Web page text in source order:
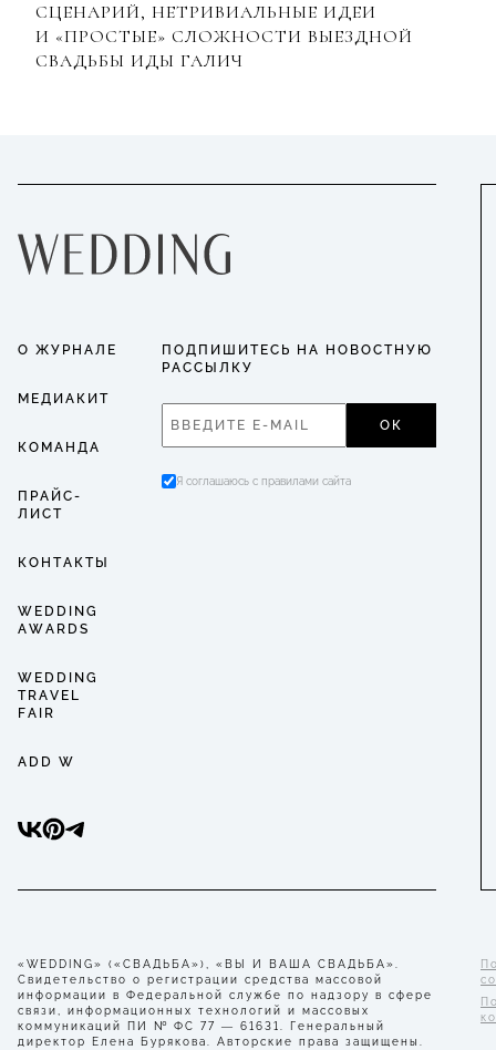
СЦЕНАРИЙ, НЕТРИВИАЛЬНЫЕ ИДЕИ
И «ПРОСТЫЕ» СЛОЖНОСТИ ВЫЕЗДНОЙ
СВАДЬБЫ ИДЫ ГАЛИЧ
О ЖУРНАЛЕ
МЕДИАКИТ
КОМАНДА
ПРАЙС-
ЛИСТ
КОНТАКТЫ
WEDDING
AWARDS
WEDDING
TRAVEL
FAIR
ADD W
ПОДПИШИТЕСЬ НА НОВОСТНУЮ
РАССЫЛКУ
ОК
Я соглашаюсь с правилами сайта
«WEDDING» («СВАДЬБА»), «ВЫ И ВАША СВАДЬБА».
Свидетельство о регистрации средства массовой
информации в Федеральной службе по надзору в сфере
связи, информационных технологий и массовых
коммуникаций ПИ № ФС 77 — 61631. Генеральный
директор Елена Бурякова. Авторские права защищены.